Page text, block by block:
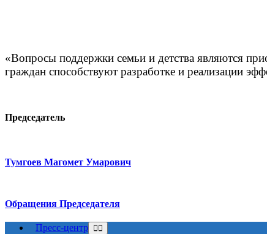
«Вопросы поддержки семьи и детства являются
граждан способствуют разработке и реализации
Председатель
Тумгоев Магомет Умарович
Обращения Председателя
Пресс-центр